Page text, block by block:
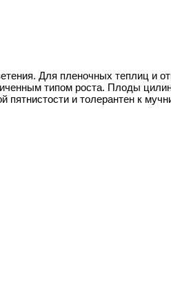
Для пленочных теплиц и
типом роста. Плоды
пятнистости и толерантен к